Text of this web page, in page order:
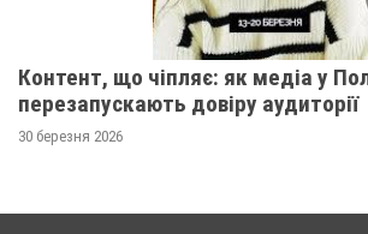
Контент, що чіпляє: як медіа у
перезапускають довіру аудиторії
30 березня 2026